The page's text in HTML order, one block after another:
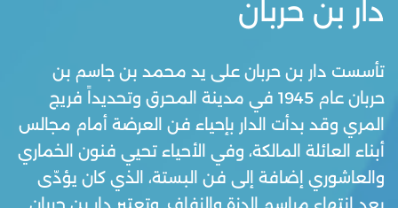
دار بن حربان
تأسست دار بن حربان على يد محمد بن جاسم بن
حربان عام 1945 في مدينة المحرق وتحديداً فريج
المري وقد بدأت الدار بإحياء فن العرضة أمام مجالس
أبناء العائلة المالكة، وفي الأحياء تحيي فنون الخماري
والعاشوري إضافة إلى فن البستة، الذي كان يؤدّى